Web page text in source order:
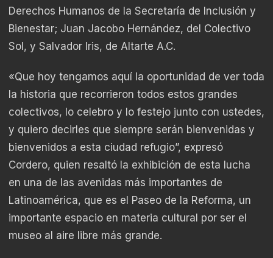
Derechos Humanos de la Secretaría de Inclusión y
Bienestar; Juan Jacobo Hernández, del Colectivo
Sol, y Salvador Iris, de Altarte A.C.
«Que hoy tengamos aquí la oportunidad de ver toda
la historia que recorrieron todos estos grandes
colectivos, lo celebro y lo festejo junto con ustedes,
y quiero decirles que siempre serán bienvenidas y
bienvenidos a esta ciudad refugio”, expresó
Cordero, quien resaltó la exhibición de esta lucha
en una de las avenidas más importantes de
Latinoamérica, que es el Paseo de la Reforma, un
importante espacio en materia cultural por ser el
museo al aire libre más grande.